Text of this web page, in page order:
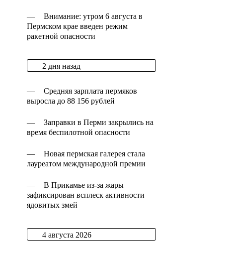
—
Внимание: утром 6 августа в
Пермском крае введен режим
ракетной опасности
2 дня назад
—
Средняя зарплата пермяков
выросла до 88 156 рублей
—
Заправки в Перми закрылись на
время беспилотной опасности
—
Новая пермская галерея стала
лауреатом международной премии
—
В Прикамье из-за жары
зафиксирован всплеск активности
ядовитых змей
4 августа 2026